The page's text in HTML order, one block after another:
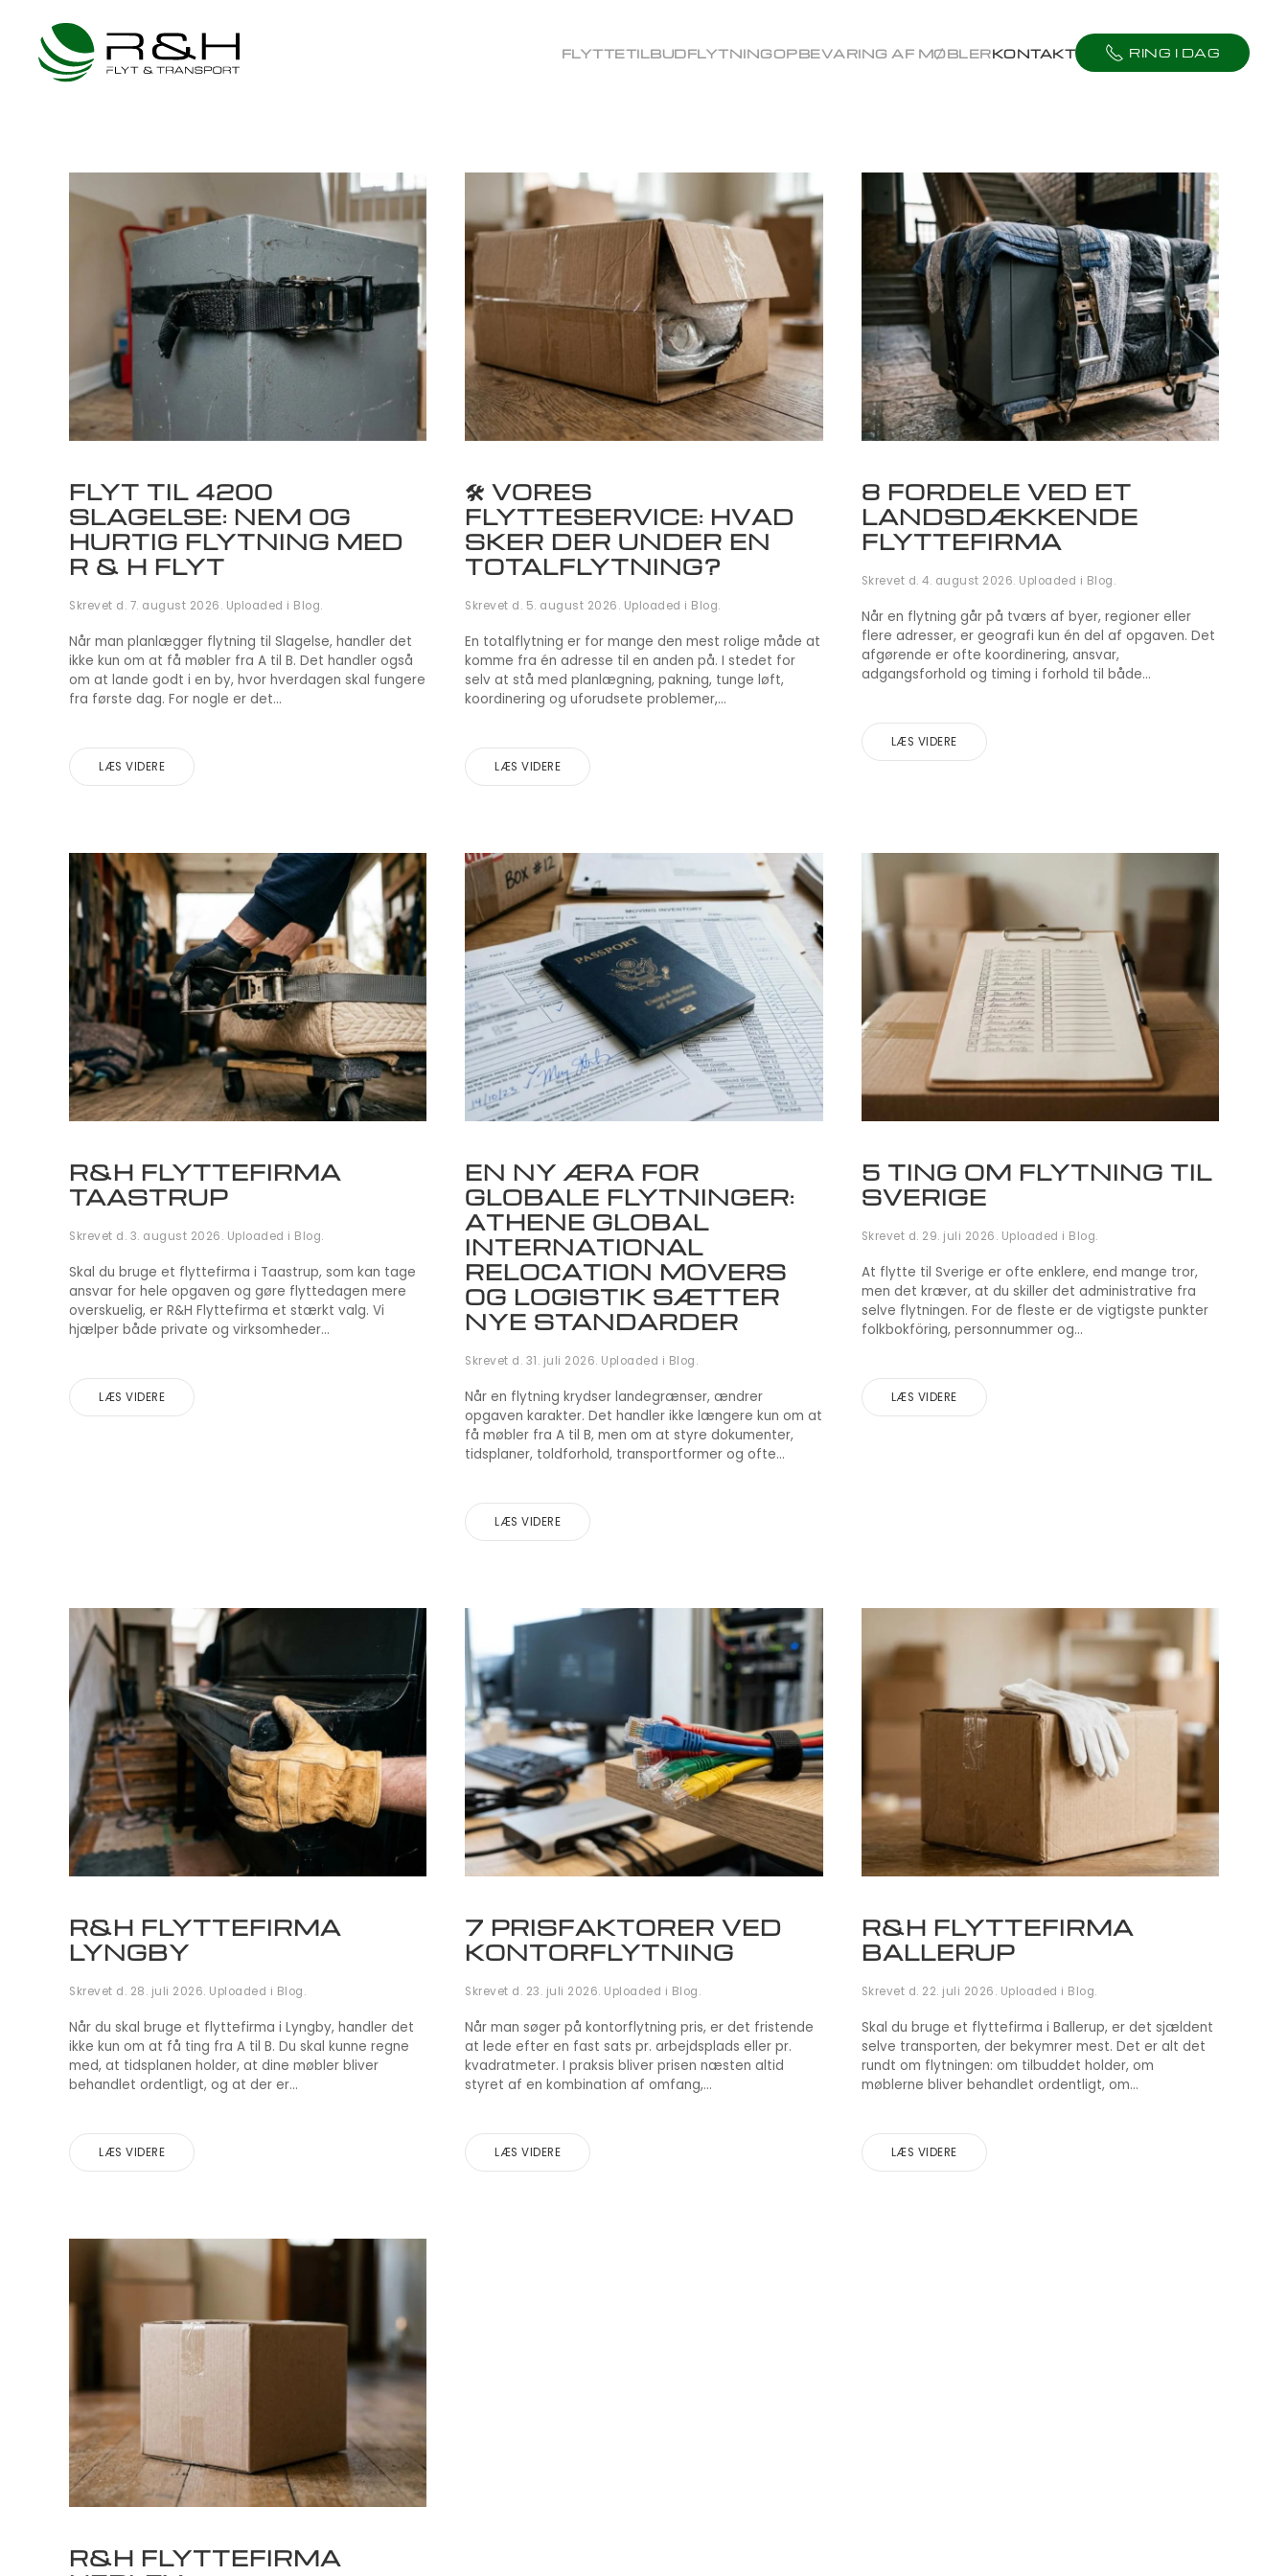
Gå til hovedindhold FLYTTETILBUDFLYTNINGOPBEVARING AF MØBLERKONTAKT RING I DAG
FLYT TIL 4200
SLAGELSE: NEM OG
HURTIG FLYTNING MED
R & H FLYT
Skrevet d. 7. august 2026. Uploaded i Blog.
Når man planlægger flytning til Slagelse, handler det
ikke kun om at få møbler fra A til B. Det handler også
om at lande godt i en by, hvor hverdagen skal fungere
fra første dag. For nogle er det...
LÆS VIDERE
🛠️ VORES
FLYTTESERVICE: HVAD
SKER DER UNDER EN
TOTALFLYTNING?
Skrevet d. 5. august 2026. Uploaded i Blog.
En totalflytning er for mange den mest rolige måde at
komme fra én adresse til en anden på. I stedet for
selv at stå med planlægning, pakning, tunge løft,
koordinering og uforudsete problemer,...
LÆS VIDERE
8 FORDELE VED ET
LANDSDÆKKENDE
FLYTTEFIRMA
Skrevet d.4. august 2026. Uploaded i Blog.
Når en flytning går på tværs af byer, regioner eller
flere adresser, er geografi kun én del af opgaven. Det
afgørende er ofte koordinering, ansvar,
adgangsforhold og timing i forhold til både...
LÆS VIDERE
R&H FLYTTEFIRMA
TAASTRUP
Skrevet d. 3. august 2026. Uploaded i Blog.
Skal du bruge et flyttefirma i Taastrup, som kan tage
ansvar for hele opgaven og gøre flyttedagen mere
overskuelig, er R&H Flyttefirma et stærkt valg. Vi
hjælper både private og virksomheder...
LÆS VIDERE
EN NY ÆRA FOR
GLOBALE FLYTNINGER:
ATHENE GLOBAL
INTERNATIONAL
RELOCATION MOVERS
OG LOGISTIK SÆTTER
NYE STANDARDER
Skrevet d. 31. juli 2026. Uploaded i Blog.
Når en flytning krydser landegrænser, ændrer
opgaven karakter. Det handler ikke længere kun om at
få møbler fra A til B, men om at styre dokumenter,
tidsplaner, toldforhold, transportformer og ofte...
LÆS VIDERE
5 TING OM FLYTNING TIL
SVERIGE
Skrevet d. 29. juli 2026. Uploaded i Blog.
At flytte til Sverige er ofte enklere, end mange tror,
men det kræver, at du skiller det administrative fra
selve flytningen. For de fleste er de vigtigste punkter
folkbokföring, personnummer og...
LÆS VIDERE
R&H FLYTTEFIRMA
LYNGBY
Skrevet d. 28. juli 2026. Uploaded i Blog.
Når du skal bruge et flyttefirma i Lyngby, handler det
ikke kun om at få ting fra A til B. Du skal kunne regne
med, at tidsplanen holder, at dine møbler bliver
behandlet ordentligt, og at der er...
LÆS VIDERE
7 PRISFAKTORER VED
KONTORFLYTNING
Skrevet d. 23. juli 2026. Uploaded i Blog.
Når man søger på kontorflytning pris, er det fristende
at lede efter en fast sats pr. arbejdsplads eller pr.
kvadratmeter. I praksis bliver prisen næsten altid
styret af en kombination af omfang,...
LÆS VIDERE
R&H FLYTTEFIRMA
BALLERUP
Skrevet d. 22. juli 2026. Uploaded i Blog.
Skal du bruge et flyttefirma i Ballerup, er det sjældent
selve transporten, der bekymrer mest. Det er alt det
rundt om flytningen: om tilbuddet holder, om
møblerne bliver behandlet ordentligt, om...
LÆS VIDERE
R&H FLYTTEFIRMA